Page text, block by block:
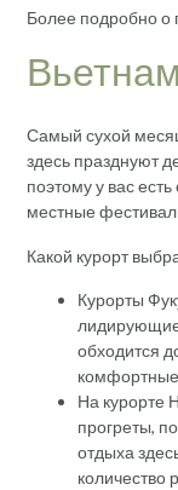
Более подробно о
Самый сухой
здесь празднуют
поэтому у вас
местные
Какой курорт
Курорты
обходится
На курорте
прогреты,
отдыха
количество